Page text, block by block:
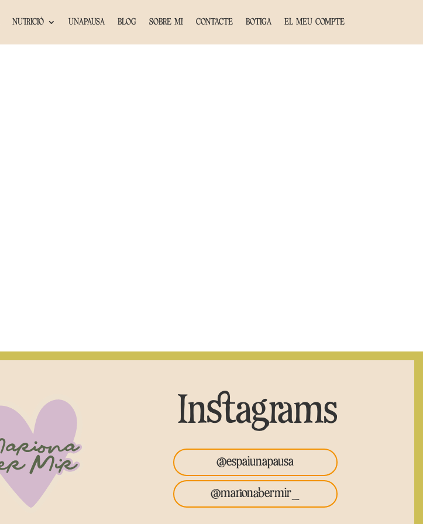
NUTRICIÓ UNAPAUSA BLOG SOBRE MI CONTACTE BOTIGA EL MEU COMPTE
Instagrams
@espaiunapausa
@marionabermir_